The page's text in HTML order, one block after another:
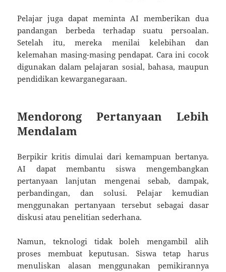
Pelajar juga dapat meminta AI memberikan dua
pandangan berbeda terhadap suatu persoalan.
Setelah itu, mereka menilai kelebihan dan
kelemahan masing-masing pendapat. Cara ini cocok
digunakan dalam pelajaran sosial, bahasa, maupun
pendidikan kewarganegaraan.
Mendorong Pertanyaan Lebih
Mendalam
Berpikir kritis dimulai dari kemampuan bertanya.
AI dapat membantu siswa mengembangkan
pertanyaan lanjutan mengenai sebab, dampak,
perbandingan, dan solusi. Pelajar kemudian
menggunakan pertanyaan tersebut sebagai dasar
diskusi atau penelitian sederhana.
Namun, teknologi tidak boleh mengambil alih
proses membuat keputusan. Siswa tetap harus
menuliskan alasan menggunakan pemikirannya